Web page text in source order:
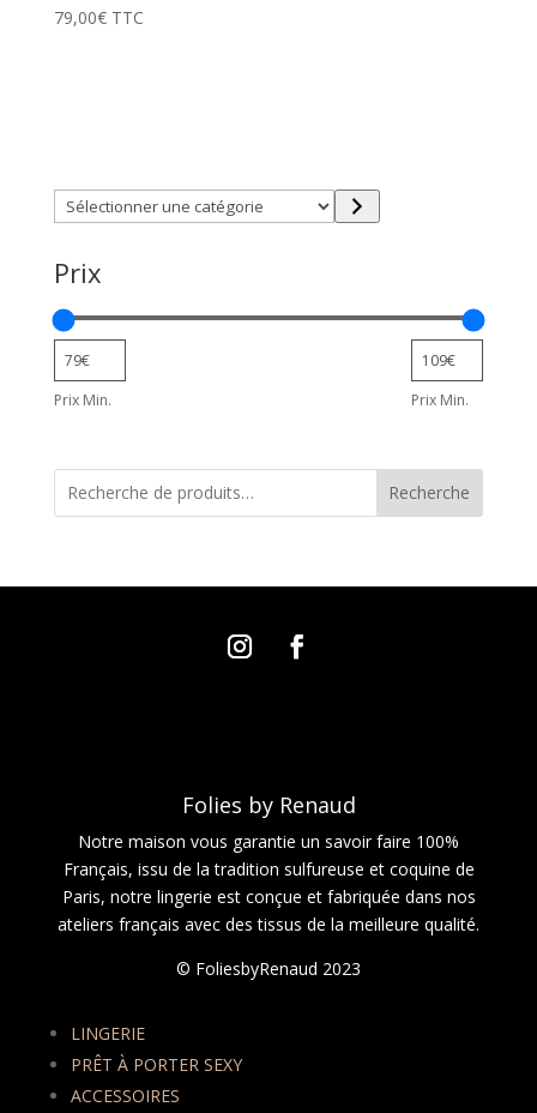
79,00€ TTC
Sélectionner
une
Prix
Prix Min. Prix Min.
Recherche
Folies by Renaud
Notre maison vous garantie un savoir faire 100%
Français, issu de la tradition sulfureuse et coquine de
Paris, notre lingerie est conçue et fabriquée dans nos
ateliers français avec des tissus de la meilleure qualité.
© FoliesbyRenaud 2023
LINGERIE
PRÊT À PORTER SEXY
ACCESSOIRES